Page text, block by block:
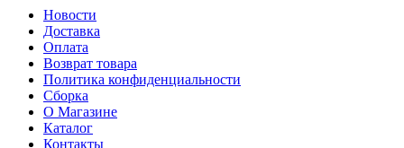
Новости
Доставка
Оплата
Возврат товара
Политика конфиденциальности
Сборка
О Магазине
Каталог
Контакты